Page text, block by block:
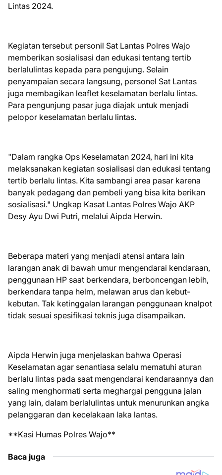
Lintas 2024.
Kegiatan tersebut personil Sat Lantas Polres Wajo
memberikan sosialisasi dan edukasi tentang tertib
berlalulintas kepada para pengujung. Selain
penyampaian secara langsung, personel Sat Lantas
juga membagikan leaflet keselamatan berlalu lintas.
Para pengunjung pasar juga diajak untuk menjadi
pelopor keselamatan berlalu lintas.
"Dalam rangka Ops Keselamatan 2024, hari ini kita
melaksanakan kegiatan sosialisasi dan edukasi tentang
tertib berlalu lintas. Kita sambangi area pasar karena
banyak pedagang dan pembeli yang bisa kita berikan
sosialisasi." Ungkap Kasat Lantas Polres Wajo AKP
Desy Ayu Dwi Putri, melalui Aipda Herwin.
Beberapa materi yang menjadi atensi antara lain
larangan anak di bawah umur mengendarai kendaraan,
penggunaan HP saat berkendara, berboncengan lebih,
berkendara tanpa helm, melawan arus dan kebut-
kebutan. Tak ketinggalan larangan penggunaan knalpot
tidak sesuai spesifikasi teknis juga disampaikan.
Aipda Herwin juga menjelaskan bahwa Operasi
Keselamatan agar senantiasa selalu mematuhi aturan
berlalu lintas pada saat mengendarai kendaraannya dan
saling menghormati serta meghargai pengguna jalan
yang lain, dalam berlalulintas untuk menurunkan angka
pelanggaran dan kecelakaan laka lantas.
**Kasi Humas Polres Wajo**
Baca juga